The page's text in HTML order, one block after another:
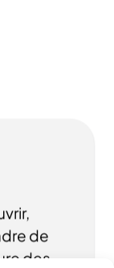
de
des